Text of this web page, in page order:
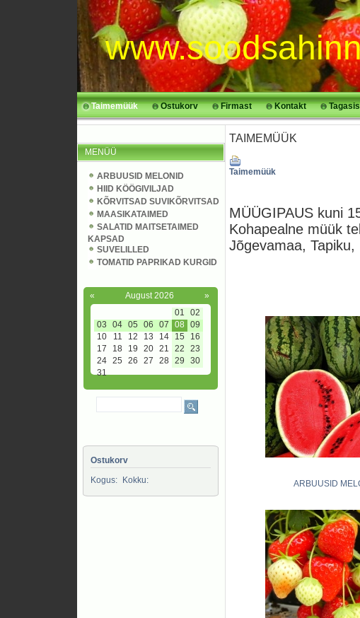
Taimemüük Ostukorv Firmast Kontakt
MENÜÜ
ARBUUSID MELONID
HIID KÖÖGIVILJAD
KÕRVITSAD SUVIKÕRVITSAD
MAASIKATAIMED
SALATID MAITSETAIMED
KAPSAD
SUVELILLED
TOMATID PAPRIKAD KURGID
« August 2026
»
01
02
03
04 05 06 07 08
09
10
11 12 13 14 15
16
17
18 19 20 21 22
23
24 25 26 27 28 29
30
31
Ostukorv
Kogus:
Kokku:
TAIMEMÜÜK
Taimemüük
MÜÜGIPAUS kuni
Kohapealne müük
Jõgevamaa, Tapiku,
ARBUUSID